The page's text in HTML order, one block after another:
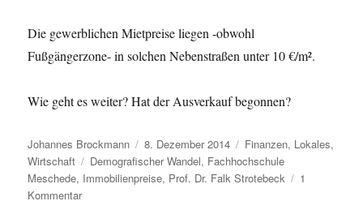
Die gewerblichen Mietpreise liegen -obwohl
Fußgängerzone- in solchen Nebenstraßen unter 10 €/m².
Wie geht es weiter? Hat der Ausverkauf begonnen?
Autor
Johannes Brockmann
Veröffentlicht
am
8. Dezember 2014 Kategorien
Finanzen, Lokales,
Wirtschaft
Schlagwörter
Demografischer Wandel, Fachhochschule
Meschede, Immobilienpreise, Prof. Dr. Falk Strotebeck
1
Kommentarzu